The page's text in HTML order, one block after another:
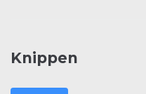
Knippen